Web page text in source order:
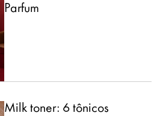
Parfum
Milk toner: 6 tônicos